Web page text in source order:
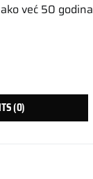
već 50
(0)